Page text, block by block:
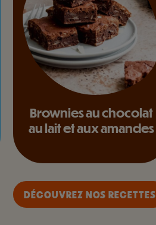
Brownies au chocolat
au lait et aux amandes
DÉCOUVREZ NOS RECETTES